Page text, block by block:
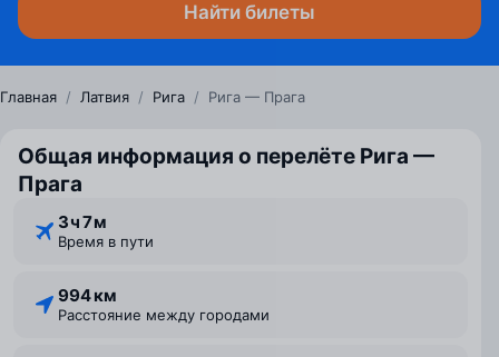
Найти билеты
Главная / Латвия / Рига / Рига — Прага
Общая информация о перелёте Рига —
Прага
3 ⁠ч 7 ⁠м
Время в пути
994 км
Расстояние между городами